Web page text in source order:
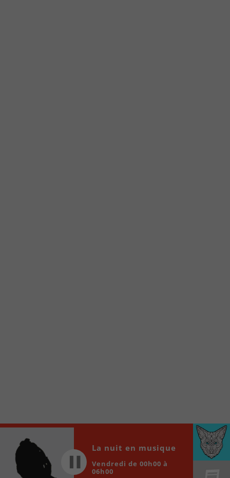
locale vous sont maintenant accessibles en un clic!
Audio
Player
00:00 00:00
La nuit en musique
Vendredi de 00h00 à
06h00